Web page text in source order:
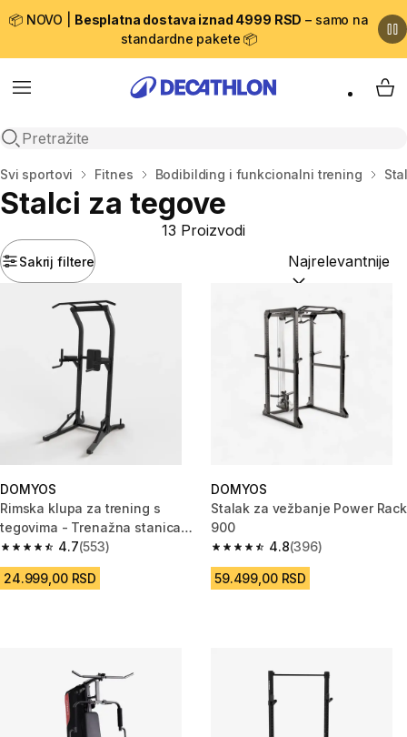
📦 NOVO | Besplatna dostava iznad 4999 RSD – samo na
standardne pakete 📦
Menu
Open search
My
Početna stranica
Svi sportovi Fitnes Bodibilding i funkcionalni trening
Stalci za tegove
Sakrij filtere
13 Proizvodi
Sortiraj po:
DOMYOS
Rimska klupa za trening s
tegovima - Trenažna stanica
900
4.7
4.7 od 5 zvezdica from 553 Recenzije
(553)
24.999,00 RSD
DOMYOS
Stalak za vežbanje Power Rack
900
4.8
4.8 od 5 zvezdica from 396
(396)
59.499,00 RSD